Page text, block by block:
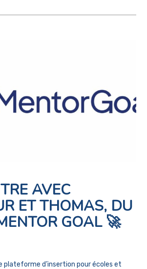
AVEC
ET THOMAS, DU
GOAL 🚀
plateforme d’insertion pour écoles et